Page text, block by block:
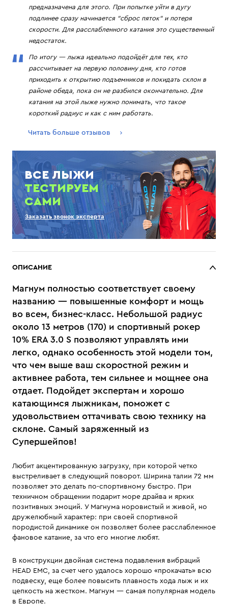
предназначена для этого. При попытке уйти в дугу
подлинее сразу начинается "сброс пяток" и потеря
скорости. Для расслабленного катания это существенный
недостаток.
По итогу — лыжа идеально подойдёт для тех, кто
рассчитывает на первую половину дня, кто готов
приходить к открытию подъемников и покидать склон в
районе обеда, пока он не разбился окончательно. Для
катания на этой лыже нужно понимать, что такое
короткий радиус и как с ним работать.
Читать больше отзывов
ВСЕ ЛЫЖИ
ТЕСТИРУЕМ
САМИ
Заказать звонок эксперта
ОПИСАНИЕ
Магнум полностью соответствует своему
названию — повышенные комфорт и мощь
во всем, бизнес-класс. Небольшой радиус
около 13 метров (170) и спортивный рокер
10% ERA 3.0 S позволяют управлять ими
легко, однако особенность этой модели том,
что чем выше ваш скоростной режим и
активнее работа, тем сильнее и мощнее она
отдает. Подойдет экспертам и хорошо
катающимся лыжникам, поможет с
удовольствием оттачивать свою технику на
склоне. Самый заряженный из
Супершейпов!
Любит акцентированную загрузку, при которой четко
выстреливает в следующий поворот. Ширина талии 72 мм
позволяет это делать по-спортивному быстро. При
техничном обращении подарит море драйва и ярких
позитивных эмоций. У Магнума норовистый и живой, но
дружелюбный характер: при своей спортивной
породистой динамике он позволяет более расслабленное
фановое катание, за что его многие любят.
В конструкции двойная система подавления вибраций
HEAD EMC, за счет чего удалось хорошо «прокачать» всю
подвеску, еще более повысить плавность хода лыж и их
цепкость на жестком. Магнум — самая популярная модель
в Европе.